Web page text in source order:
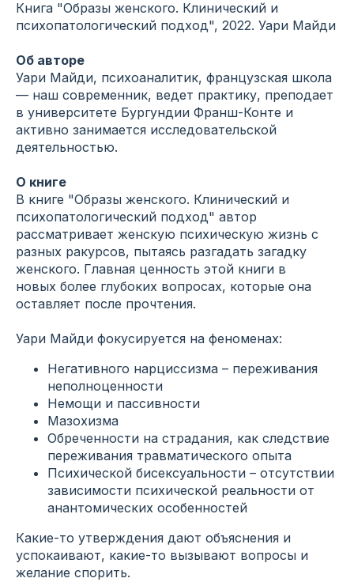
Книга "Образы женского. Клинический и
психопатологический подход", 2022. Уари Майди
Об авторе
Уари Майди, психоаналитик, французская школа
— наш современник, ведет практику, преподает
в университете Бургундии Франш-Конте и
активно занимается исследовательской
деятельностью.
О книге
В книге "Образы женского. Клинический и
психопатологический подход" автор
рассматривает женскую психическую жизнь с
разных ракурсов, пытаясь разгадать загадку
женского. Главная ценность этой книги в
новых более глубоких вопросах, которые она
оставляет после прочтения.
Уари Майди фокусируется на феноменах:
Негативного нарциссизма – переживания
неполноценности
Немощи и пассивности
Мазохизма
Обреченности на страдания, как следствие
переживания травматического опыта
Психической бисексуальности – отсутствии
зависимости психической реальности от
анантомических особенностей
Какие-то утверждения дают объяснения и
успокаивают, какие-то вызывают вопросы и
желание спорить.